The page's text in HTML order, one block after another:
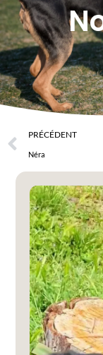
PRÉCÉDENT
Néra